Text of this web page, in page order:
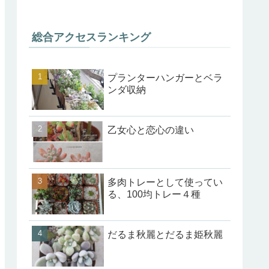
総合アクセスランキング
プランターハンガーとベラ
ンダ収納
乙女心と恋心の違い
多肉トレーとして使ってい
る、100均トレー４種
だるま秋麗とだるま姫秋麗